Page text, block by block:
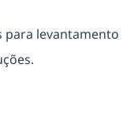
para levantamento